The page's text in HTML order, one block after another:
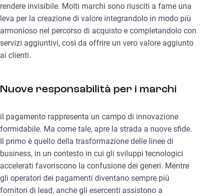
rendere invisibile. Molti marchi sono riusciti a farne una
leva per la creazione di valore integrandolo in modo più
armonioso nel percorso di acquisto e completandolo con
servizi aggiuntivi, così da offrire un vero valore aggiunto
ai clienti.
Nuove responsabilità per i marchi
il pagamento rappresenta un campo di innovazione
formidabile. Ma come tale, apre la strada a nuove sfide.
Il primo è quello della trasformazione delle linee di
business, in un contesto in cui gli sviluppi tecnologici
accelerati favoriscono la confusione dei generi. Mentre
gli operatori dei pagamenti diventano sempre più
fornitori di lead, anche gli esercenti assistono a